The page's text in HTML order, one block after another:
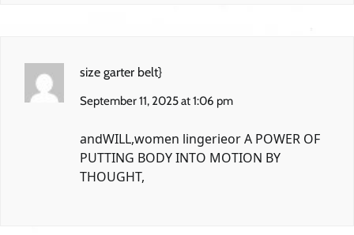
size garter belt}
September 11, 2025 at 1:06 pm
andWILL,women lingerieor A POWER OF
PUTTING BODY INTO MOTION BY
THOUGHT,